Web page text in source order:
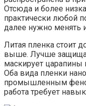
Отсюда и более
практически любой
далее нужно менять
Литая пленка стоит
выше. Лучше
маскирует царапины
Оба вида пленки
промышленным
работа требует